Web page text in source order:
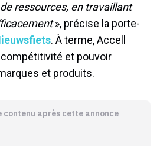
ressources, en travaillant
», précise la porte-
. À terme, Accell
et pouvoir
et produits.
contenu après cette annonce